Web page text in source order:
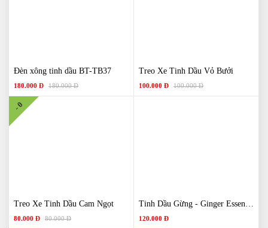
Đèn xông tinh dầu BT-TB37
180.000 Đ 180.000 Đ
Treo Xe Tinh Dầu Vỏ Bưởi
100.000 Đ 100.000 Đ
Treo Xe Tinh Dầu Cam Ngọt
80.000 Đ 80.000 Đ
- 0
Tinh Dầu Gừng - Ginger Essential Oil
120.000 Đ